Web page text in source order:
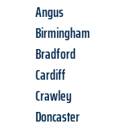
Angus
Birmingham
Bradford
Cardiff
Crawley
Doncaster